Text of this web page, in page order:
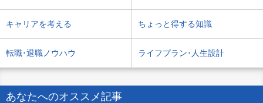
キャリアを考える ちょっと得する知識
転職･退職ノウハウ ライフプラン･人生設計
あなたへのオススメ記事